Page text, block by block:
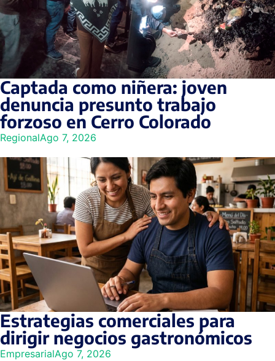
Captada como niñera: joven
denuncia presunto trabajo
forzoso en Cerro Colorado
RegionalAgo 7, 2026
Estrategias comerciales para
dirigir negocios gastronómicos
EmpresarialAgo 7, 2026